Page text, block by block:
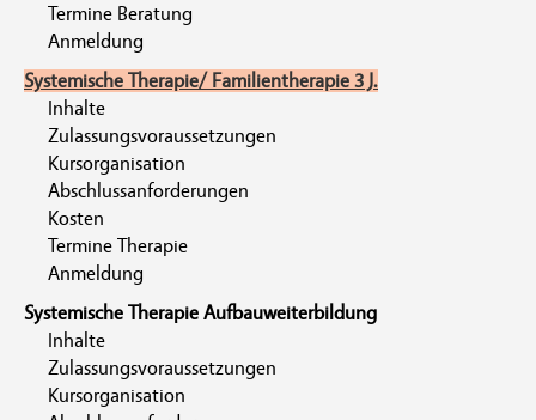
Termine Beratung
Anmeldung
Systemische Therapie/ Familientherapie 3 J.
Inhalte
Zulassungsvoraussetzungen
Kursorganisation
Abschlussanforderungen
Kosten
Termine Therapie
Anmeldung
Systemische Therapie Aufbauweiterbildung
Inhalte
Zulassungsvoraussetzungen
Kursorganisation